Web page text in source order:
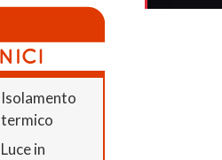
Isolamento
termico
Luce in